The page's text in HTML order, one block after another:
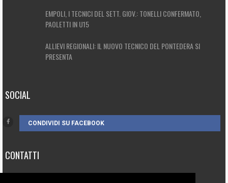
EMPOLI, I TECNICI DEL SETT. GIOV.: TONELLI CONFERMATO,
PAOLETTI IN U15
ALLIEVI REGIONALI: IL NUOVO TECNICO DEL PONTEDERA SI
PRESENTA
SOCIAL
CONDIVIDI SU FACEBOOK
CONTATTI